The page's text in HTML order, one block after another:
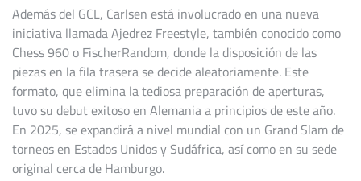
Además del GCL, Carlsen está involucrado en una nueva
iniciativa llamada Ajedrez Freestyle, también conocido como
Chess 960 o FischerRandom, donde la disposición de las
piezas en la fila trasera se decide aleatoriamente. Este
formato, que elimina la tediosa preparación de aperturas,
tuvo su debut exitoso en Alemania a principios de este año.
En 2025, se expandirá a nivel mundial con un Grand Slam de
torneos en Estados Unidos y Sudáfrica, así como en su sede
original cerca de Hamburgo.